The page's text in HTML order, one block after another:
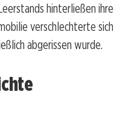
hinterließen ihre
verschlechterte sich
abgerissen wurde.